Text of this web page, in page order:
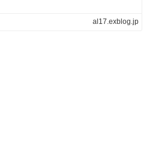
al17.exblog.jp